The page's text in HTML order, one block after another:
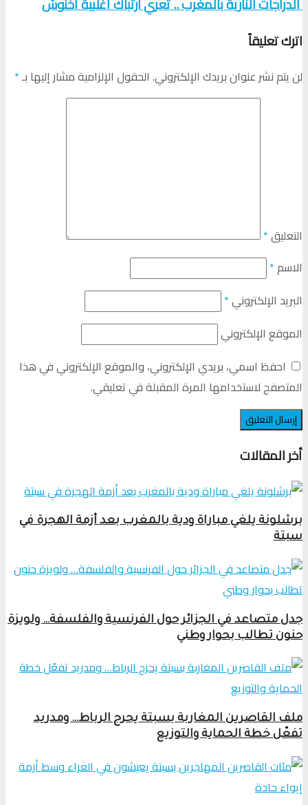
اترك تعليقاً
لن يتم نشر عنوان بريدك الإلكتروني. الحقول الإلزامية مشار إليها بـ*
التعليق*
الاسم*
البريد الإلكتروني*
الموقع الإلكتروني
احفظ اسمي، بريدي الإلكتروني، والموقع الإلكتروني في هذا
المتصفح لاستخدامها المرة المقبلة في تعليقي.
أخر المقالات
برشلونة يلغي مباراة ودية بالمغرب بعد أزمة الهجرة في
سبتة
جدل متصاعد في الجزائر حول الفرنسية والفلسفة… ولويزة
حنون تطالب بحوار وطني
ملف القاصرين المغاربة بسبتة يحرج الرباط… ومدريد
تفعّل خطة الحماية والتوزيع